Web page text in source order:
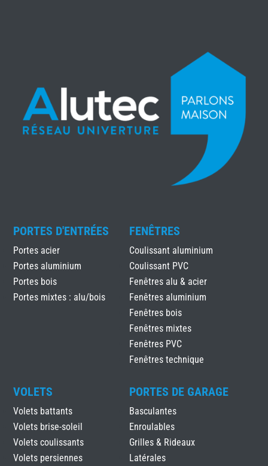
PORTES D'ENTRÉES
Portes acier
Portes aluminium
Portes bois
Portes mixtes : alu/bois
FENÊTRES
Coulissant aluminium
Coulissant PVC
Fenêtres alu & acier
Fenêtres aluminium
Fenêtres bois
Fenêtres mixtes
Fenêtres PVC
Fenêtres technique
VOLETS
Volets battants
Volets brise-soleil
Volets coulissants
Volets persiennes
PORTES DE GARAGE
Basculantes
Enroulables
Grilles & Rideaux
Latérales